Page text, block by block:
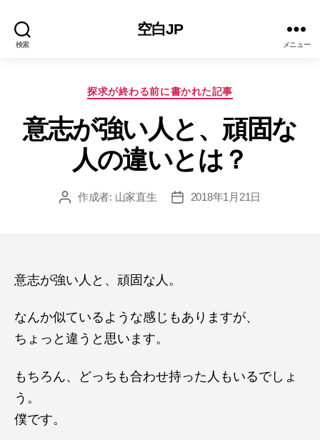
検索
空白JP
メニュー
カ
ゴ
リ
ー
探求が終わる前に書かれた記事
意志が強い人と、頑固な
人の違いとは？
投 作成者: 山家直生
投
2018年1月21日
意志が強い人と、頑固な人。
なんか似ているような感じもありますが、
ちょっと違うと思います。
もちろん、どっちも合わせ持った人もいるでしょ
う。
僕です。